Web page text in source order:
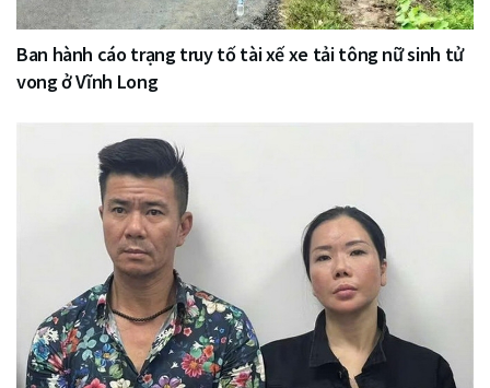
Ban hành cáo trạng truy tố tài xế xe tải tông nữ sinh tử
vong ở Vĩnh Long